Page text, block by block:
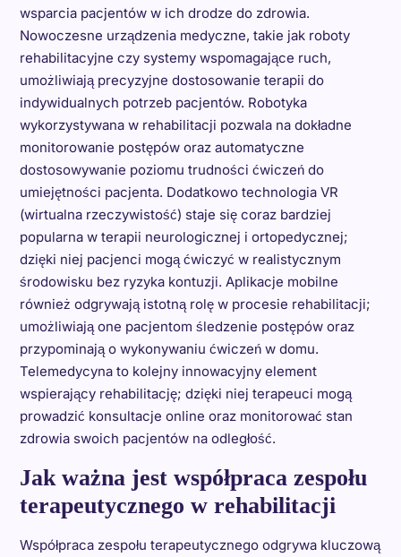
wsparcia pacjentów w ich drodze do zdrowia.
Nowoczesne urządzenia medyczne, takie jak roboty
rehabilitacyjne czy systemy wspomagające ruch,
umożliwiają precyzyjne dostosowanie terapii do
indywidualnych potrzeb pacjentów. Robotyka
wykorzystywana w rehabilitacji pozwala na dokładne
monitorowanie postępów oraz automatyczne
dostosowywanie poziomu trudności ćwiczeń do
umiejętności pacjenta. Dodatkowo technologia VR
(wirtualna rzeczywistość) staje się coraz bardziej
popularna w terapii neurologicznej i ortopedycznej;
dzięki niej pacjenci mogą ćwiczyć w realistycznym
środowisku bez ryzyka kontuzji. Aplikacje mobilne
również odgrywają istotną rolę w procesie rehabilitacji;
umożliwiają one pacjentom śledzenie postępów oraz
przypominają o wykonywaniu ćwiczeń w domu.
Telemedycyna to kolejny innowacyjny element
wspierający rehabilitację; dzięki niej terapeuci mogą
prowadzić konsultacje online oraz monitorować stan
zdrowia swoich pacjentów na odległość.
Jak ważna jest współpraca zespołu
terapeutycznego w rehabilitacji
Współpraca zespołu terapeutycznego odgrywa kluczową